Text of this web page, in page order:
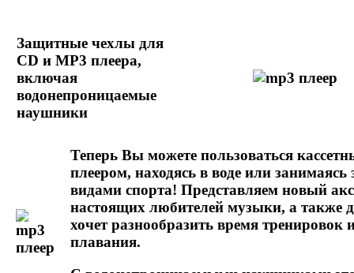
Защитные чехлы для
CD и MP3 плеера,
включая
водонепроницаемые
наушники
Теперь Вы можете пользоваться
плеером, находясь в воде или
видами спорта! Представляем новый
настоящих любителей музыки, а также
хочет разнообразить время тренировок
плавания.